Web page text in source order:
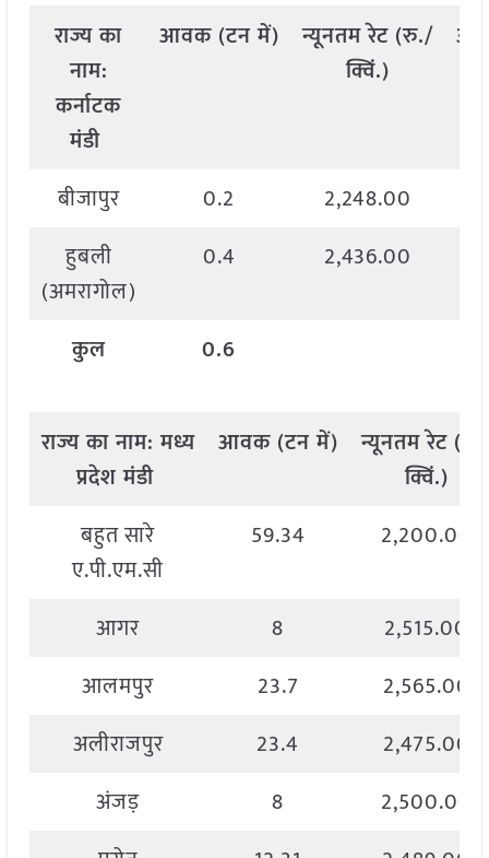
राज्यका
नाम:
कर्नाटक
मंडी
आवक (टनमें) न्यूनतमरेट (रु./
क्विं.)
बीजापुर 0.2 2,248.00
हुबली
(अमरागोल)
0.4 2,436.00
कुल 0.6
राज्यकानाम:मध्य
प्रदेश मंडी
आवक (टनमें) न्यूनतमरेट (
क्विं.)
बहुत सारे
ए.पी.एम.सी
59.34 2,200.00
आगर 8
2,515.00
आलमपुर
23.7
2,565.00
अलीराजपुर
23.4
2,475.00
अंजड़
8
2,500.00